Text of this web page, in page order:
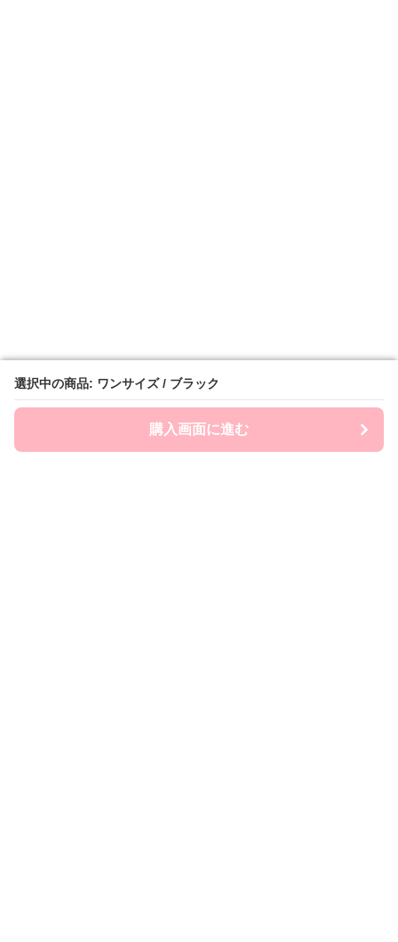
選択中の商品: ワンサイズ / ブラック
購入画面に進む
選択中の商品: ワンサイズ / ブラック
購入画面に進む